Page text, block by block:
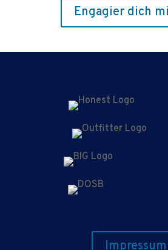
Engagier dich
Impressum